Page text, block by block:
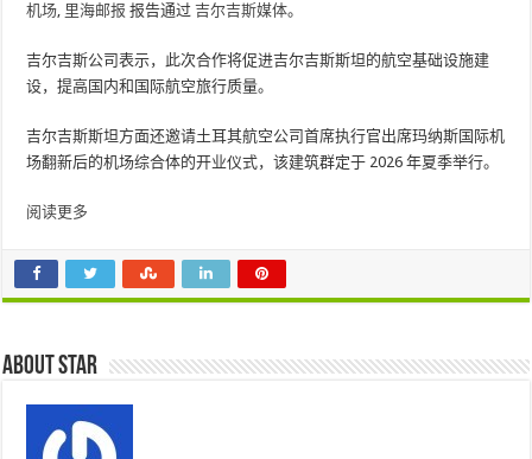
机场, 里海邮报报告通过吉尔吉斯媒体。
吉尔吉斯公司表示，此次合作将促进吉尔吉斯斯坦的航空基础设施建
设，提高国内和国际航空旅行质量。
吉尔吉斯斯坦方面还邀请土耳其航空公司首席执行官出席玛纳斯国际机
场翻新后的机场综合体的开业仪式，该建筑群定于 2026 年夏季举行。
阅读更多
About star